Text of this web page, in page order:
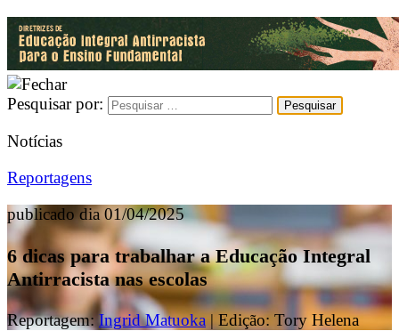
Pesquisar por:
Notícias
Reportagens
publicado dia 01/04/2025
6 dicas para trabalhar a Educação Integral
Antirracista nas escolas
Reportagem:Ingrid Matuoka| Edição: Tory Helena